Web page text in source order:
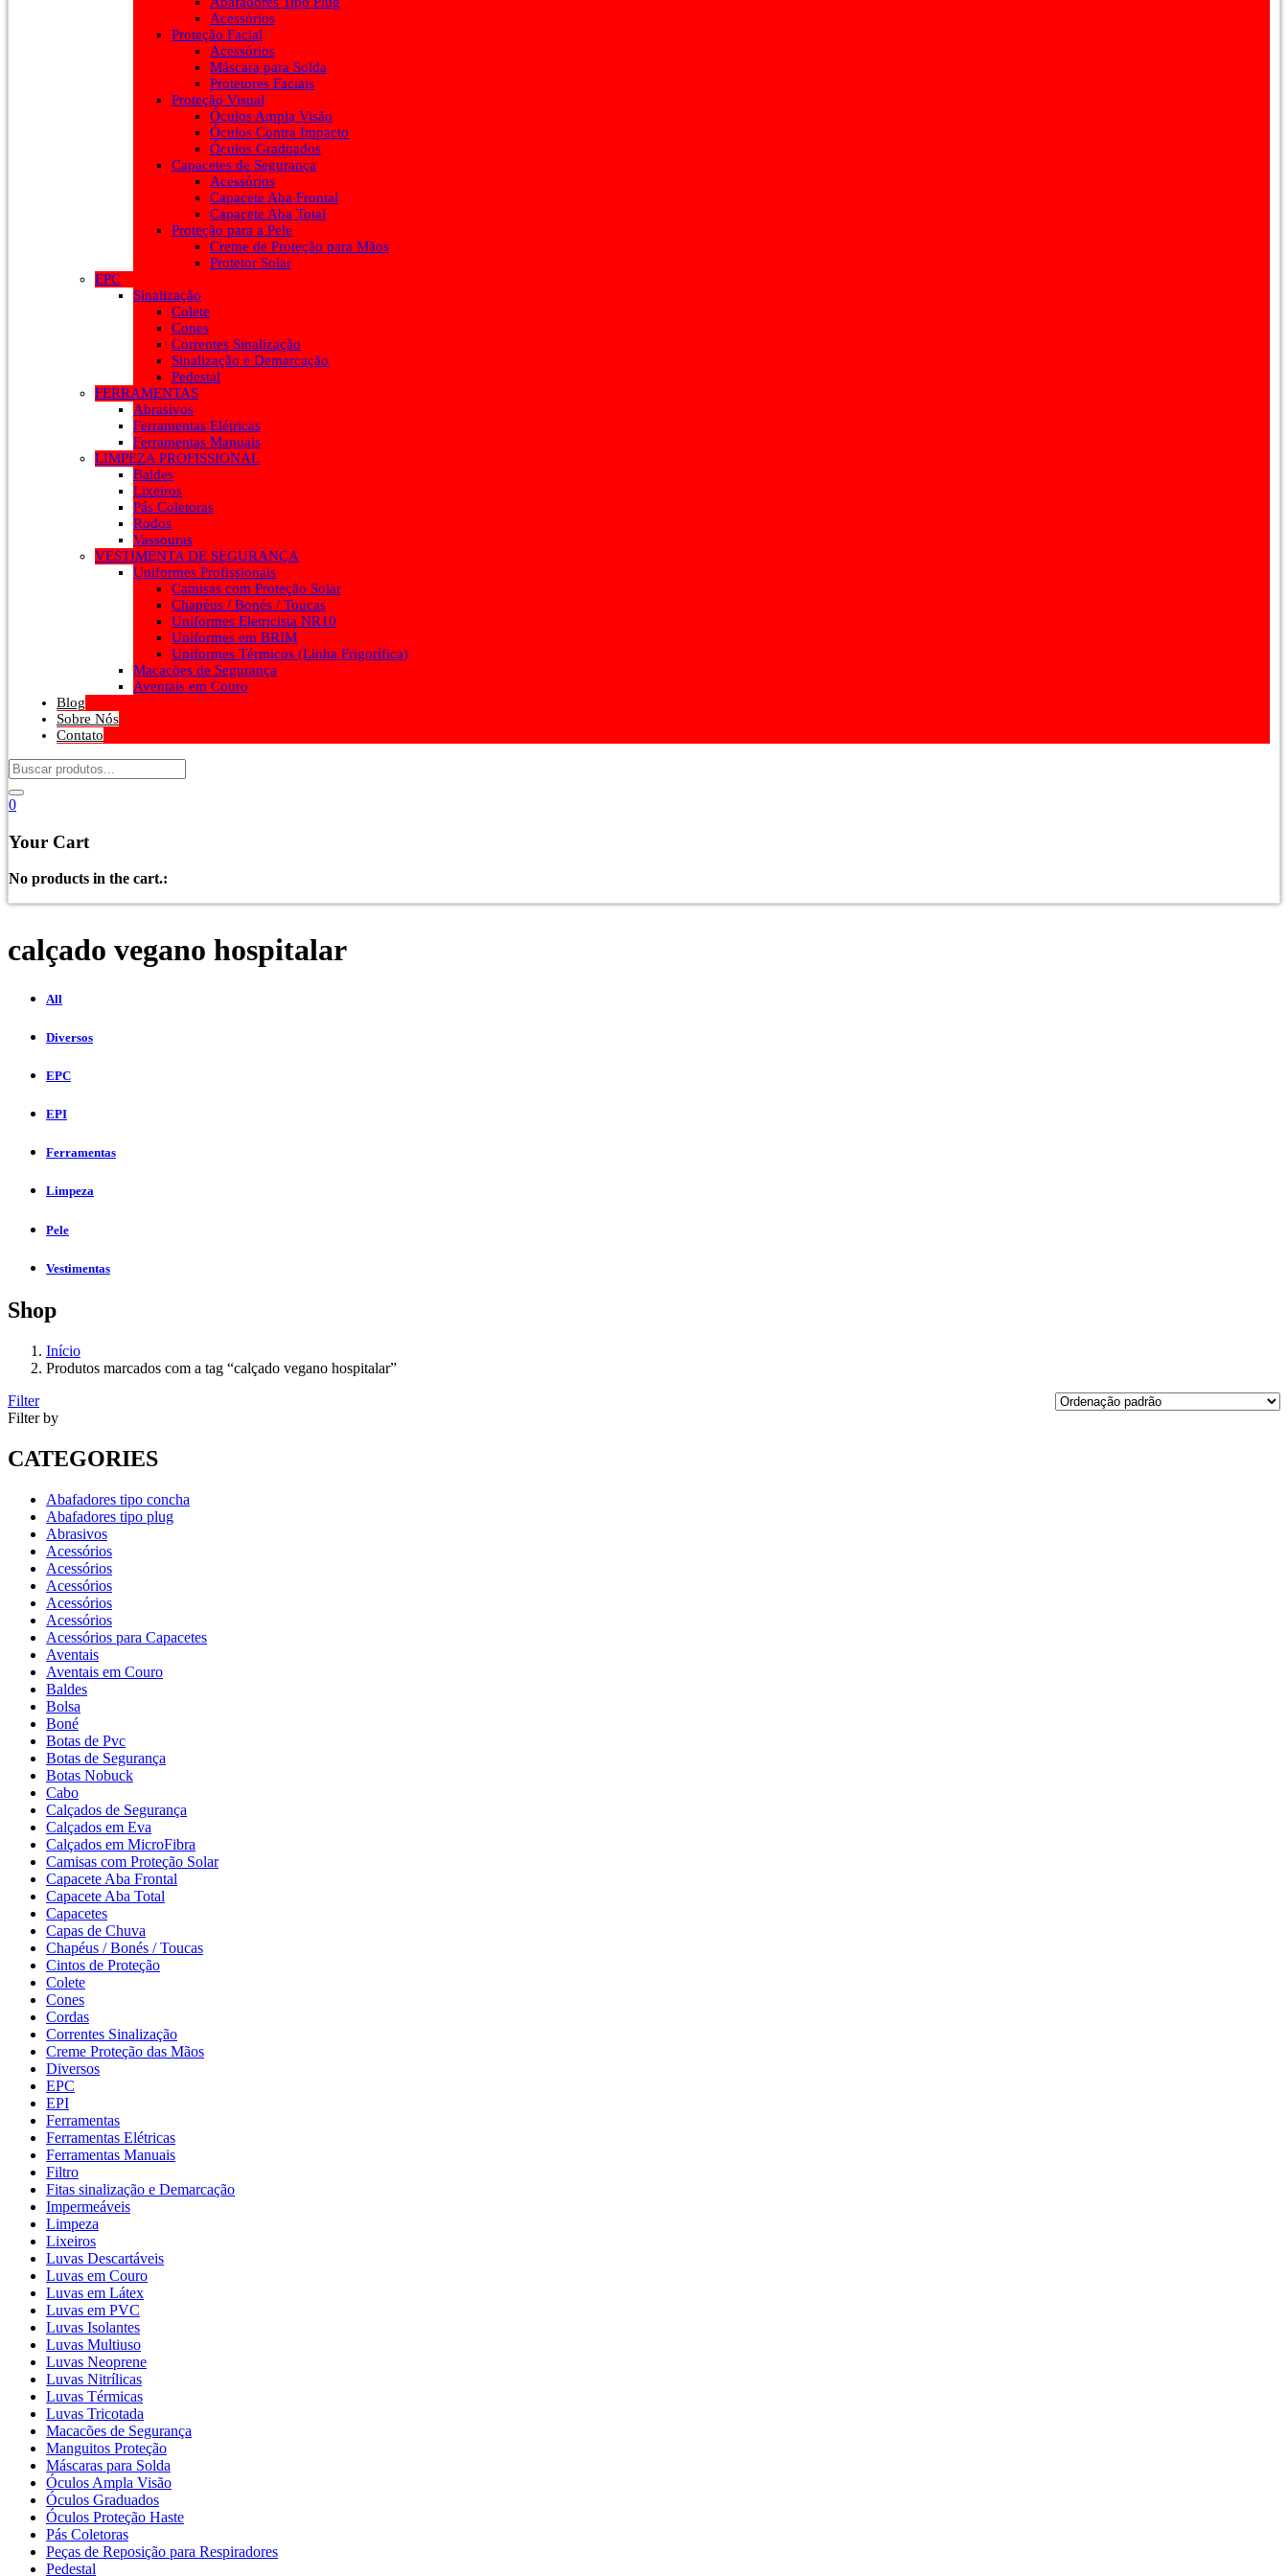
Acessórios
Proteção Facial
Acessórios
Máscara para Solda
Protetores Faciais
Proteção Visual
Óculos Ampla Visão
Óculos Contra Impacto
Óculos Graduados
Capacetes de Segurança
Acessórios
Capacete Aba Frontal
Capacete Aba Total
Proteção para a Pele
Creme de Proteção para Mãos
Protetor Solar
EPC
Sinalização
Colete
Cones
Correntes Sinalização
Sinalização e Demarcação
Pedestal
FERRAMENTAS
Abrasivos
Ferramentas Elétricas
Ferramentas Manuais
LIMPEZA PROFISSIONAL
Baldes
Lixeiros
Pás Coletoras
Rodos
Vassouras
VESTIMENTA DE SEGURANÇA
Uniformes Profissionais
Camisas com Proteção Solar
Chapéus / Bonés / Toucas
Uniformes Eletricista NR10
Uniformes em BRIM
Uniformes Térmicos (Linha Frigorífica)
Macacões de Segurança
Aventais em Couro
Blog
Sobre Nós
Contato
0
Your Cart
No products in the cart.:
calçado vegano hospitalar
All
Diversos
EPC
EPI
Ferramentas
Limpeza
Pele
Vestimentas
Shop
Início
Produtos marcados com a tag “calçado vegano hospitalar”
Filter
Filter by
CATEGORIES
Abafadores tipo concha
Abafadores tipo plug
Abrasivos
Acessórios
Acessórios
Acessórios
Acessórios
Acessórios
Acessórios para Capacetes
Aventais
Aventais em Couro
Baldes
Bolsa
Boné
Botas de Pvc
Botas de Segurança
Botas Nobuck
Cabo
Calçados de Segurança
Calçados em Eva
Calçados em MicroFibra
Camisas com Proteção Solar
Capacete Aba Frontal
Capacete Aba Total
Capacetes
Capas de Chuva
Chapéus / Bonés / Toucas
Cintos de Proteção
Colete
Cones
Cordas
Correntes Sinalização
Creme Proteção das Mãos
Diversos
EPC
EPI
Ferramentas
Ferramentas Elétricas
Ferramentas Manuais
Filtro
Fitas sinalização e Demarcação
Impermeáveis
Limpeza
Lixeiros
Luvas Descartáveis
Luvas em Couro
Luvas em Látex
Luvas em PVC
Luvas Isolantes
Luvas Multiuso
Luvas Neoprene
Luvas Nitrílicas
Luvas Térmicas
Luvas Tricotada
Macacões de Segurança
Manguitos Proteção
Máscaras para Solda
Óculos Ampla Visão
Óculos Graduados
Óculos Proteção Haste
Pás Coletoras
Peças de Reposição para Respiradores
Pedestal